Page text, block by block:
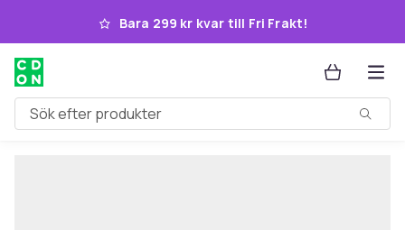
Hoppa till huvudinnehållet
Bara 299 kr kvar till Fri Frakt!
Sök efter produkter